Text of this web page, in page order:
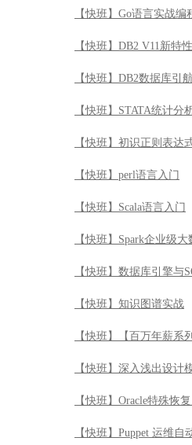
【快班】Go语言实战编
【快班】DB2 V11新特
【快班】DB2数据库引
【快班】STATA统计分
【快班】初识正则表达
【快班】perl语言入门
【快班】Scala语言入门
【快班】Spark企业级
【快班】数据库引擎与
【快班】知识图谱实战
【快班】【百万年薪
【快班】深入浅出设计
【快班】Oracle特殊恢
【快班】Puppet 运维自